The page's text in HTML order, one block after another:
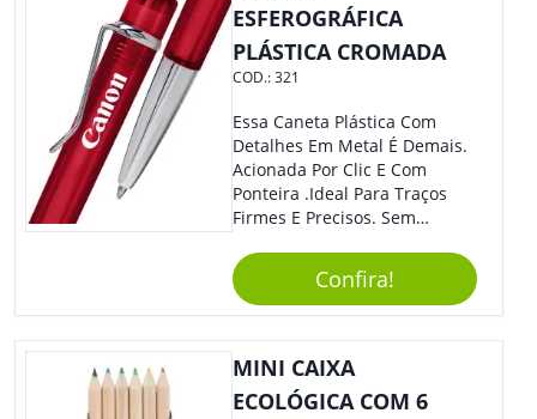
ESFEROGRÁFICA
PLÁSTICA CROMADA
COD.:321
Essa Caneta Plástica Com
Detalhes Em Metal É Demais.
Acionada Por Clic E Com
Ponteira .Ideal Para Traços
Firmes E Precisos. Sem
Brinde Para Representar Sua
Marca.
Confira!
MINI CAIXA
ECOLÓGICA COM 6